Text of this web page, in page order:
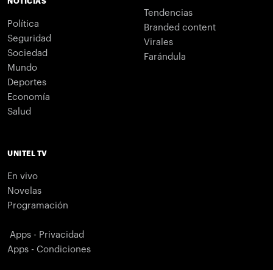
Política
Seguridad
Sociedad
Mundo
Deportes
Economía
Salud
Tendencias
Branded content
Virales
Farándula
UNITEL TV
En vivo
Novelas
Programación
Apps - Privacidad
Apps - Condiciones